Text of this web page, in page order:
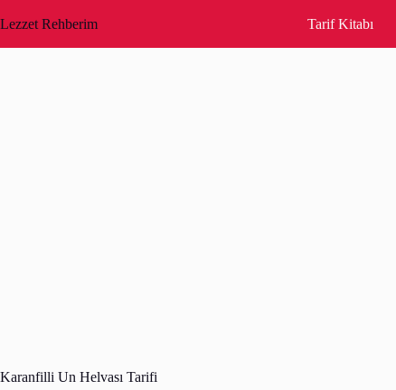
to
Lezzet Rehberim Tarif Kitabı
Karanfilli Un Helvası Tarifi